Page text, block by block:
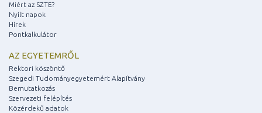
Miért az SZTE?
Nyílt napok
Hírek
Pontkalkulátor
AZ EGYETEMRŐL
Rektori köszöntő
Szegedi Tudományegyetemért Alapítvány
Bemutatkozás
Szervezeti felépítés
Közérdekű adatok